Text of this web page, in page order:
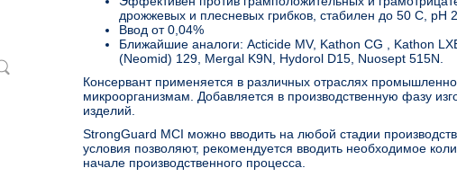
дрожжевых и плесневых грибков, стабилен до 50 С, рН
Ввод от 0,04%
Ближайшие аналоги: Acticide MV, Kathon CG , Kathon
(Neomid) 129, Mergal K9N, Hydorol D15, Nuosept 515N.
Консервант применяется в различных отраслях
микроорганизмам. Добавляется в производственную фазу
изделий.
StrongGuard МCI можно вводить на любой стадии
условия позволяют, рекомендуется вводить необходимое
начале производственного процесса.